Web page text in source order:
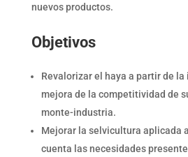
nuevos productos.
Objetivos
Revalorizar el haya a partir de la
mejora de la competitividad de
monte-industria.
Mejorar la selvicultura aplicada
cuenta las necesidades